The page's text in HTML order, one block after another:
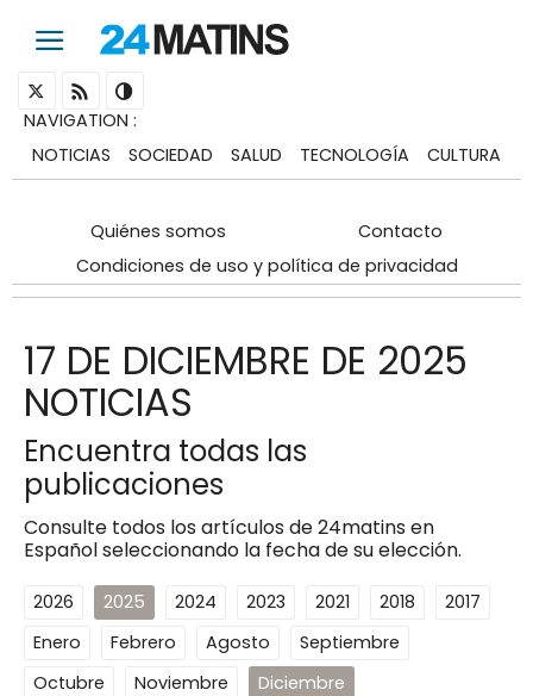
NAVIGATION :
NOTICIAS
SOCIEDAD SALUD TECNOLOGÍA CULTURA
Quiénes somos
Contacto
Condiciones de uso y política de privacidad
17 DE DICIEMBRE DE 2025
NOTICIAS
Encuentra todas las
publicaciones
Consulte todos los artículos de 24matins en
Español seleccionando la fecha de su elección.
2026 2025 2024 2023 2021 2018
2017
Enero
Febrero Agosto
Septiembre
Octubre
Noviembre
Diciembre